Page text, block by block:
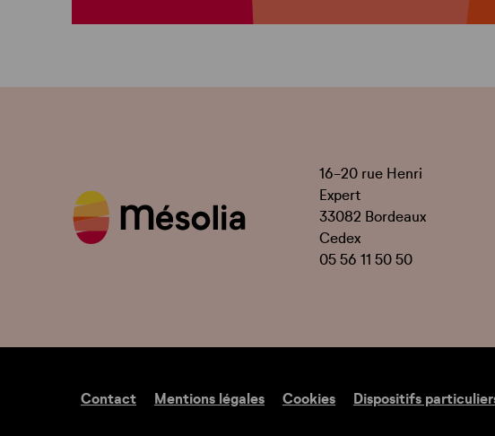
16-20 rue Henri
Expert
33082 Bordeaux
Cedex
05 56 11 50 50
Contact Mentions légales Cookies Dispositifs